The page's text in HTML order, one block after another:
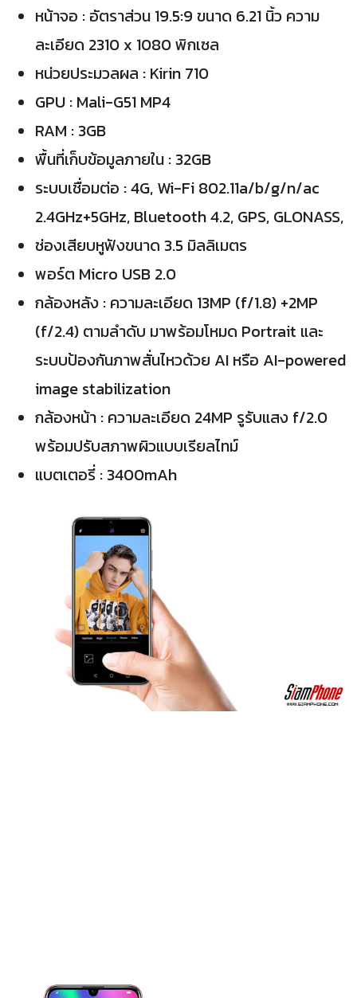
หน้าจอ : อัตราส่วน 19.5:9 ขนาด 6.21 นิ้ว ความ
ละเอียด 2310 x 1080 พิกเซล
หน่วยประมวลผล : Kirin 710
GPU : Mali-G51 MP4
RAM : 3GB
พื้นที่เก็บข้อมูลภายใน : 32GB
ระบบเชื่อมต่อ : 4G, Wi-Fi 802.11a/b/g/n/ac
2.4GHz+5GHz, Bluetooth 4.2, GPS, GLONASS,
ช่องเสียบหูฟังขนาด 3.5 มิลลิเมตร
พอร์ต Micro USB 2.0
กล้องหลัง : ความละเอียด 13MP (f/1.8) +2MP
(f/2.4) ตามลำดับ มาพร้อมโหมด Portrait และ
ระบบป้องกันภาพสั่นไหวด้วย AI หรือ AI-powered
image stabilization
กล้องหน้า : ความละเอียด 24MP รูรับแสง f/2.0
พร้อมปรับสภาพผิวแบบเรียลไทม์
แบตเตอรี่ : 3400mAh